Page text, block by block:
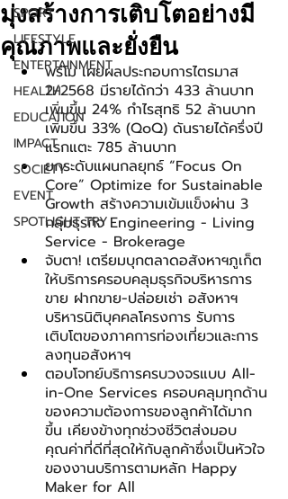
SPORT
LIFESTYLE
ENTERTAINMENT
HEALTH
EDUCATION
IMPACT
SOCIETY
EVENT
SPOTLIGHT TRY
มุ่งสร้างการเติบโตอย่างมี
คุณภาพและยั่งยืน
พรีโม เผยผลประกอบการไตรมาส
2/2568 มีรายได้กว่า 433 ล้านบาท
เพิ่มขึ้น 24% กำไรสุทธิ 52 ล้านบาท
เพิ่มขึ้น 33% (QoQ) ดันรายได้ครึ่งปี
แรกแตะ 785 ล้านบาท
ยกระดับแผนกลยุทธ์ “Focus On
Core” Optimize for Sustainable
Growth สร้างความเข้มแข็งผ่าน 3
กลุ่มธุรกิจ Engineering - Living
Service - Brokerage
จับตา! เตรียมบุกตลาดอสังหาฯภูเก็ต
ให้บริการครอบคลุมธุรกิจบริหารการ
ขาย ฝากขาย-ปล่อยเช่า อสังหาฯ
บริหารนิติบุคคลโครงการ รับการ
เติบโตของภาคการท่องเที่ยวและการ
ลงทุนอสังหาฯ
ตอบโจทย์บริการครบวงจรแบบ All-
in-One Services ครอบคลุมทุกด้าน
ของความต้องการของลูกค้าได้มาก
ขึ้น เคียงข้างทุกช่วงชีวิตส่งมอบ
คุณค่าที่ดีที่สุดให้กับลูกค้าซึ่งเป็นหัวใจ
ของงานบริการตามหลัก Happy
Maker for All